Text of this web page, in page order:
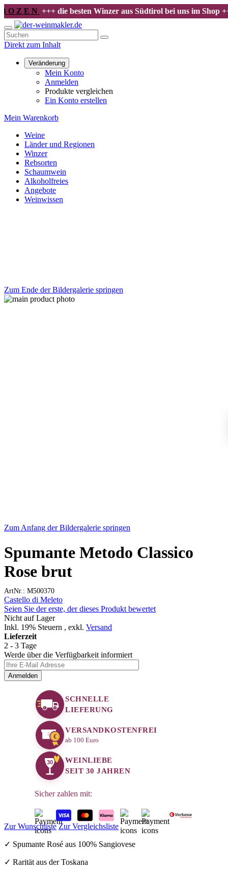
O Z E N+++ die besten Winzer aus Südtirol bei uns im Shop +++
Direkt zum Inhalt
Veränderung
Mein Konto
Anmelden
Produkte vergleichen
Ein Konto erstellen
Mein Warenkorb
Weine
Länder und Regionen
Winzer
Rebsorten
Schaumwein
Alkoholfreies
Angebote
Weinwissen
Zum Ende der Bildergalerie springen
Zum Anfang der Bildergalerie springen
Spumante Metodo Classico
Rose brut
ArtNr.: M500370
Castello di Meleto
Seien Sie der erste, der dieses Produkt bewertet
Nicht auf Lager
Inkl. 19% Steuern , exkl. Versand
Lieferzeit
2 - 3 Tage
Werde über die Verfügbarkeit informiert
Anmelden
SCHNELLE
LIEFERUNG
€
VERSANDKOSTENFREI
ab 100 Euro
30
WEINLIEBE
SEIT 30 JAHREN
Sicher zahlen mit:
Zur Wunschliste Zur Vergleichsliste
✓ Spumante Rosé aus 100% Sangiovese
✓ Rarität aus der Toskana